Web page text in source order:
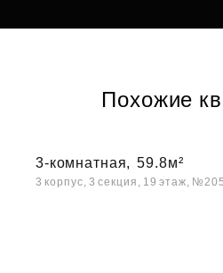
Похожие
3-комнатная, 59.8м²
3 корпус, 3 секция, 19 этаж, №205